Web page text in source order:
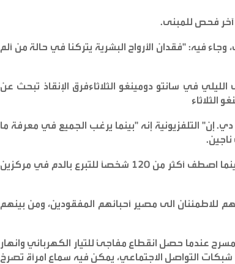
آخر فحص للمبنى.
فيه: "فقدان الأرواح البشرية يتركنا في حالة من ألم
في سانتو دومينغو الثلاثاءفرق الإنقاذ تبحث عن
الثلاثاء
إن" التلفزيونية إنه "بينما يرغب الجميع في معرفة ما
.
وقد أقيمت مشرحة مؤقتة بالقرب من الملهى، بينما اصطف أكثر من 120 شخصاً للتبرع بالدم في مركزين
الى مصير أحبائهم المفقودين، ومن بينهم
69 عاماً، على خشبة المسرح عندما حصل انقطاع مفاجئ للتيار الكهربائي وانهار
التواصل الاجتماعي، يمكن فيه سماع امرأة تصرخ